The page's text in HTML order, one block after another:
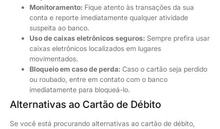
Monitoramento: Fique atento às transações da sua
conta e reporte imediatamente qualquer atividade
suspeita ao banco.
Uso de caixas eletrônicos seguros: Sempre prefira usar
caixas eletrônicos localizados em lugares
movimentados.
Bloqueio em caso de perda: Caso o cartão seja perdido
ou roubado, entre em contato com o banco
imediatamente para bloqueá-lo.
Alternativas ao Cartão de Débito
Se você está procurando alternativas ao cartão de débito,